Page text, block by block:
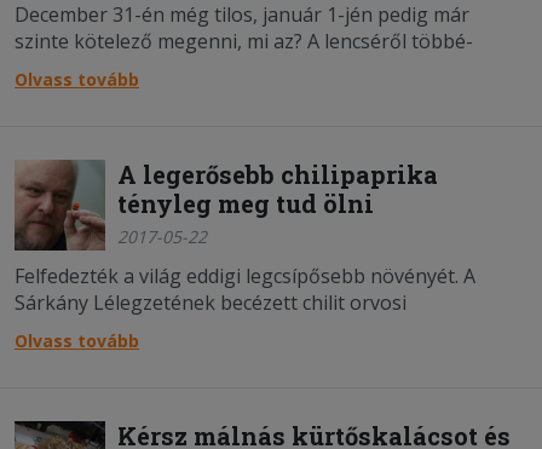
December 31-én még tilos, január 1-jén pedig már
szinte kötelező megenni, mi az? A lencséről többé-
kevésbé köztudott, hogy miért érdemes fogyasztani
újévkor a babona szerint, a ropogós-omlós
Olvass tovább
A legerősebb chilipaprika
tényleg meg tud ölni
2017-05-22
Felfedezték a világ eddigi legcsípősebb növényét. A
Sárkány Lélegzetének becézett chilit orvosi
érzéstelenítésre is használják, annyira hatásos, emberi
fogyasztásra pedig alkalmatlan.
Olvass tovább
Kérsz málnás kürtőskalácsot és